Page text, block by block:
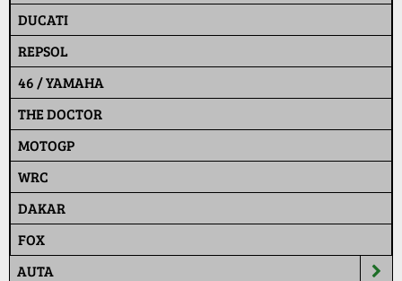
DUCATI
REPSOL
46 / YAMAHA
THE DOCTOR
MOTOGP
WRC
DAKAR
FOX
AUTA